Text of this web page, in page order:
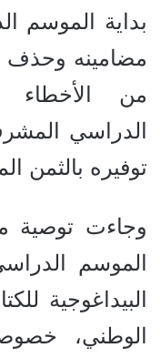
بداية الموسم
مضامينه وحذف
من الأخطاء
الدراسي
توفيره بالثمن
وجاءت توصية
الموسم
البيداغوجية
الوطني،